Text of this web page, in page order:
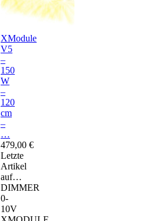
XModule
V5
–
150
W
–
120
cm
–
…
479,00 €
Letzte
Artikel
auf…
DIMMER
0-
10V